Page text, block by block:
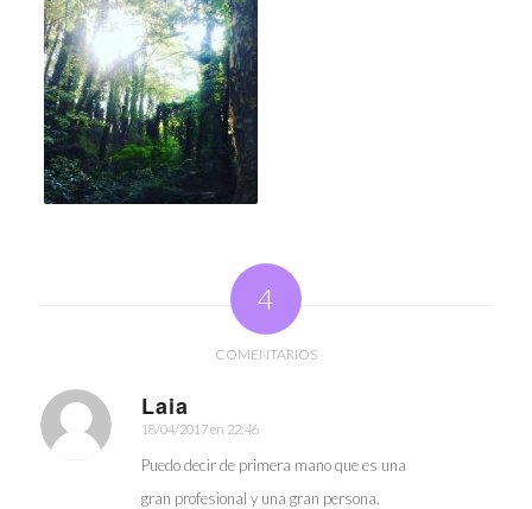
4
COMENTARIOS
Laia
Dice:
18/04/2017 en 22:46
Puedo decir de primera mano que es una
gran profesional y una gran persona.